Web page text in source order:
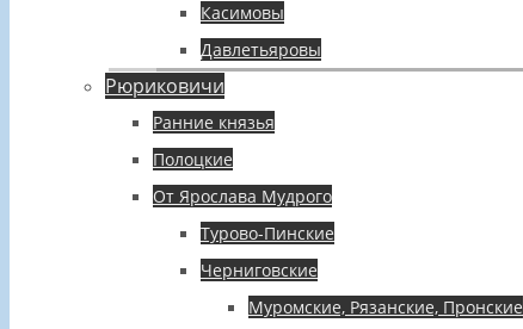
Касимовы
Давлетьяровы
Рюриковичи
Ранние князья
Полоцкие
От Ярослава Мудрого
Турово-Пинские
Черниговские
Муромские, Рязанские, Пронские